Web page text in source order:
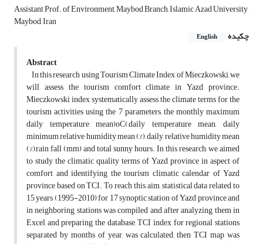
Assistant Prof. of Environment, Maybod Branch, Islamic Azad University,
Maybod, Iran
چکیده
English
Abstract
In this research using Tourism Climate Index of Mieczkowski, we
will assess the tourism comfort climate in Yazd province.
Mieczkowski index systematically assess the climate terms for the
tourism activities using the 7 parameters, the monthly maximum
daily temperature mean)oC(,daily temperature mean, daily
minimum relative humidity mean (%), daily relative humidity mean
(%),rain fall (mm) and total sunny hours. In this research, we aimed
to study the climatic quality terms of Yazd province in aspect of
comfort and identifying the tourism climatic calendar of Yazd
province based on TCI. To reach this aim, statistical data related to
15 years (1995-2010) for 17 synoptic station of Yazd province and
in neighboring stations was compiled and after analyzing them in
Excel and preparing the database, TCI index for regional stations
separated by months of year, was calculated, then TCI map was